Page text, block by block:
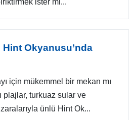
ister mi...
Hint Okyanusu’nda
için mükemmel bir mekan mı
plajlar, turkuaz sular ve
ünlü Hint Ok...